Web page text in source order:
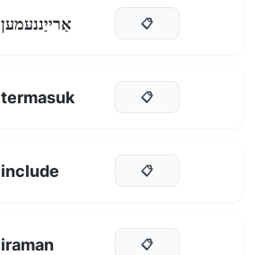
אַרייַננעמען 📋
termasuk 📋
include 📋
iraman 📋